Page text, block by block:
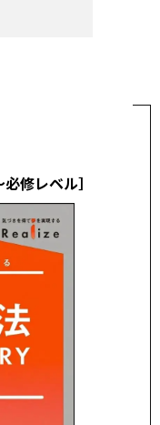
修レベル］